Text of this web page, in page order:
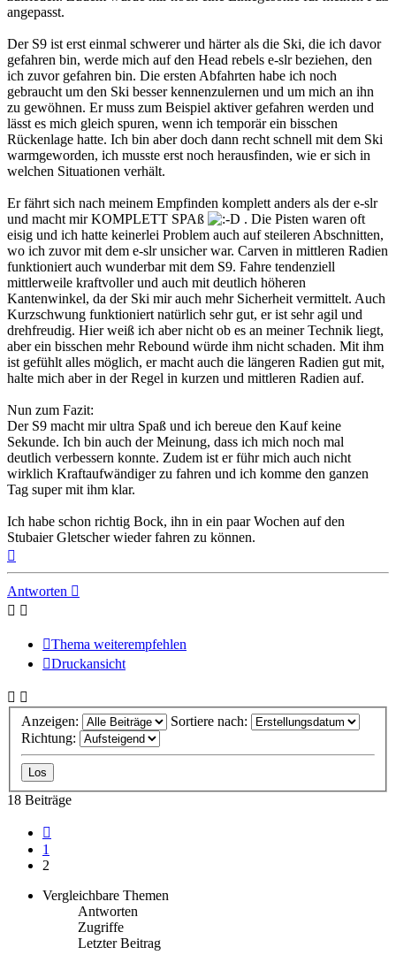
angepasst.
Der S9 ist erst einmal schwerer und härter als die Ski, die ich davor
gefahren bin, werde mich auf den Head rebels e-slr beziehen, den
ich zuvor gefahren bin. Die ersten Abfahrten habe ich noch
gebraucht um den Ski besser kennenzulernen und um mich an ihn
zu gewöhnen. Er muss zum Beispiel aktiver gefahren werden und
lässt es mich gleich spuren, wenn ich temporär ein bisschen
Rückenlage hatte. Ich bin aber doch dann recht schnell mit dem Ski
warmgeworden, ich musste erst noch herausfinden, wie er sich in
welchen Situationen verhält.
Er fährt sich nach meinem Empfinden komplett anders als der e-slr
und macht mir KOMPLETT SPAß
. Die Pisten waren oft
eisig und ich hatte keinerlei Problem auch auf steileren Abschnitten,
wo ich zuvor mit dem e-slr unsicher war. Carven in mittleren Radien
funktioniert auch wunderbar mit dem S9. Fahre tendenziell
mittlerweile kraftvoller und auch mit deutlich höheren
Kantenwinkel, da der Ski mir auch mehr Sicherheit vermittelt. Auch
Kurzschwung funktioniert natürlich sehr gut, er ist sehr agil und
drehfreudig. Hier weiß ich aber nicht ob es an meiner Technik liegt,
aber ein bisschen mehr Rebound würde ihm nicht schaden. Mit ihm
ist gefühlt alles möglich, er macht auch die längeren Radien gut mit,
halte mich aber in der Regel in kurzen und mittleren Radien auf.
Nun zum Fazit:
Der S9 macht mir ultra Spaß und ich bereue den Kauf keine
Sekunde. Ich bin auch der Meinung, dass ich mich noch mal
deutlich verbessern konnte. Zudem ist er führ mich auch nicht
wirklich Kraftaufwändiger zu fahren und ich komme den ganzen
Tag super mit ihm klar.
Ich habe schon richtig Bock, ihn in ein paar Wochen auf den
Stubaier Gletscher wieder fahren zu können.
Antworten
Thema weiterempfehlen
Druckansicht
Anzeigen:
Sortiere nach:
Richtung:
18 Beiträge
1
2
Vergleichbare Themen
Antworten
Zugriffe
Letzter Beitrag